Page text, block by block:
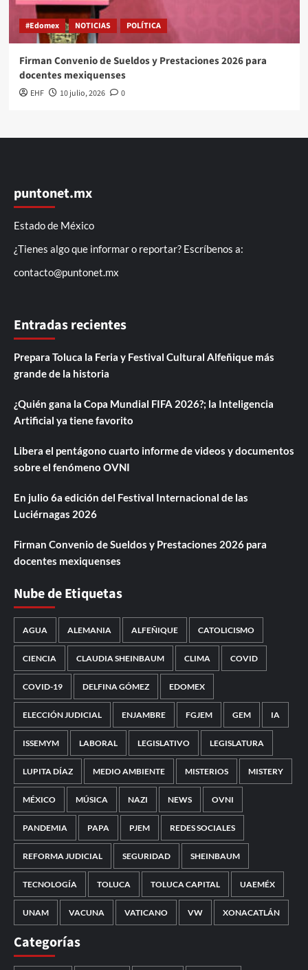
#Edomex NOTICIAS POLÍTICA
Firman Convenio de Sueldos y Prestaciones 2026 para
docentes mexiquenses
EHF 10 julio, 2026 0
puntonet.mx
Estado de México
¿Tienes algo que informar o reportar? Escríbenos a:
contacto@puntonet.mx
Entradas recientes
Prepara Toluca la Feria y Festival Cultural Alfeñique más
grande de la historia
¿Quién gana la Copa Mundial FIFA 2026?; la Inteligencia
Artificial ya tiene favorito
Libera el pentágono cuarto informe de videos y documentos
sobre el fenómeno OVNI
En julio 6a edición del Festival Internacional de las
Luciérnagas 2026
Firman Convenio de Sueldos y Prestaciones 2026 para
docentes mexiquenses
Nube de Etiquetas
AGUA ALEMANIA ALFEÑIQUE CATOLICISMO
CIENCIA CLAUDIA SHEINBAUM CLIMA COVID
COVID-19 DELFINA GÓMEZ EDOMEX
ELECCIÓN JUDICIAL ENJAMBRE FGJEM GEM IA
ISSEMYM LABORAL LEGISLATIVO LEGISLATURA
LUPITA DÍAZ MEDIO AMBIENTE MISTERIOS MISTERY
MÉXICO MÚSICA NAZI NEWS OVNI
PANDEMIA PAPA PJEM REDES SOCIALES
REFORMA JUDICIAL SEGURIDAD SHEINBAUM
TECNOLOGÍA TOLUCA TOLUCA CAPITAL UAEMÉX
UNAM VACUNA VATICANO VW XONACATLÁN
Categorías